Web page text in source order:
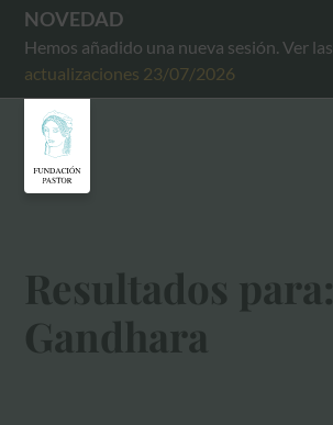
NOVEDAD
Hemos añadido una nueva sesión. Ver las
actualizaciones 23/07/2026
Resultados para:
Gandhara